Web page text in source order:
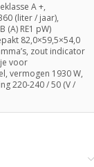
A +,
(liter / jaar),
(A) RE1 pW)
82,0×59,5×54,0
zout indicator
voor
vermogen 1930 W,
220-240 / 50 (V /